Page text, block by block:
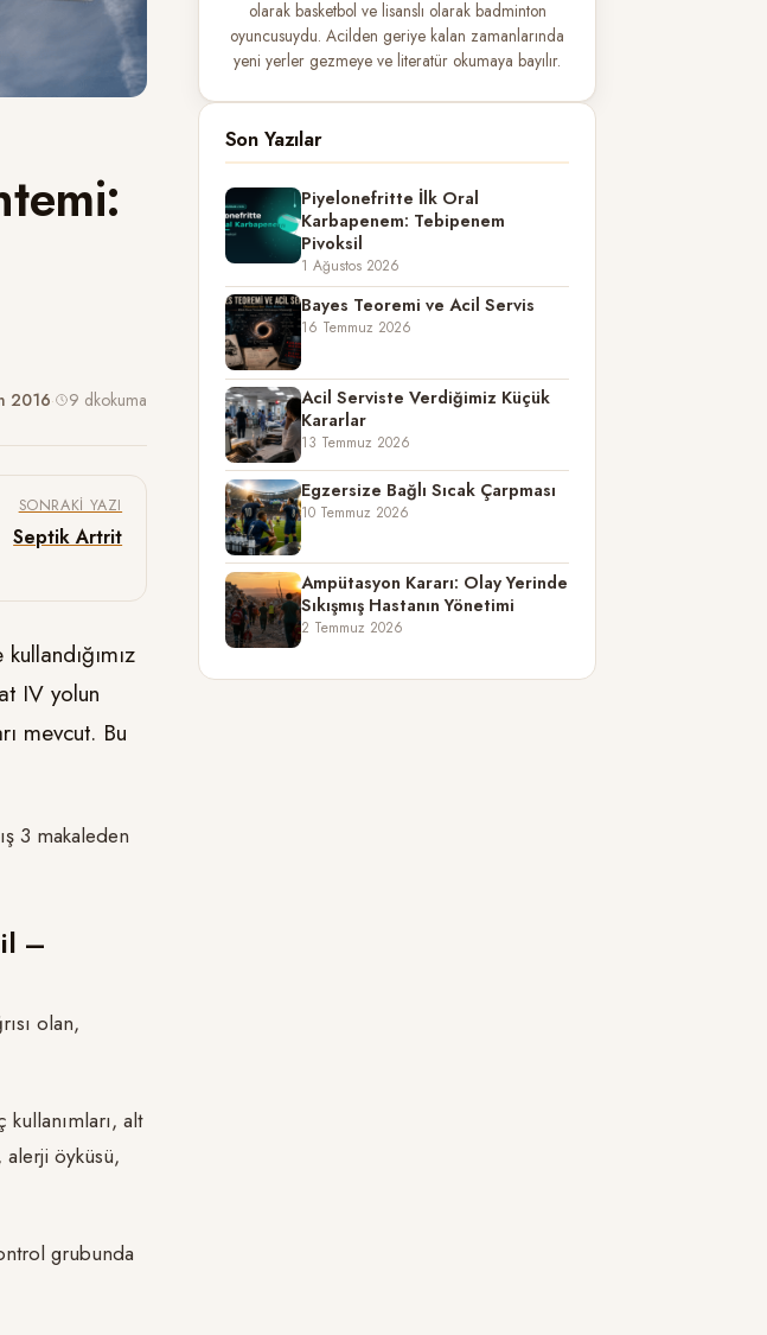
2016· 9 dkokuma
SONRAKI YAZI
Septik Artrit
IV yolun
mevcut. Bu
3 makaleden
–
olan,
alt
alerji öyküsü,
grubunda
olarak basketbol ve lisanslı olarak badminton
oyuncusuydu. Acilden geriye kalan zamanlarında
yeni yerler gezmeye ve literatür okumaya bayılır.
Son Yazılar
Piyelonefritte İlk Oral
Karbapenem: Tebipenem
Pivoksil
1 Ağustos 2026
Bayes Teoremi ve Acil Servis
16 Temmuz 2026
Acil Serviste Verdiğimiz Küçük
Kararlar
13 Temmuz 2026
Egzersize Bağlı Sıcak Çarpması
10 Temmuz 2026
Ampütasyon Kararı: Olay Yerinde
Sıkışmış Hastanın Yönetimi
2 Temmuz 2026